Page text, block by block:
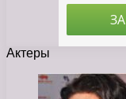
Актеры